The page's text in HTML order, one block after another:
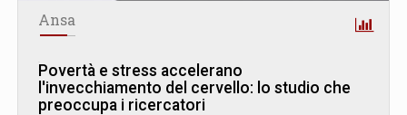
Ansa
Povertà e stress accelerano
l'invecchiamento del cervello: lo studio che
preoccupa i ricercatori